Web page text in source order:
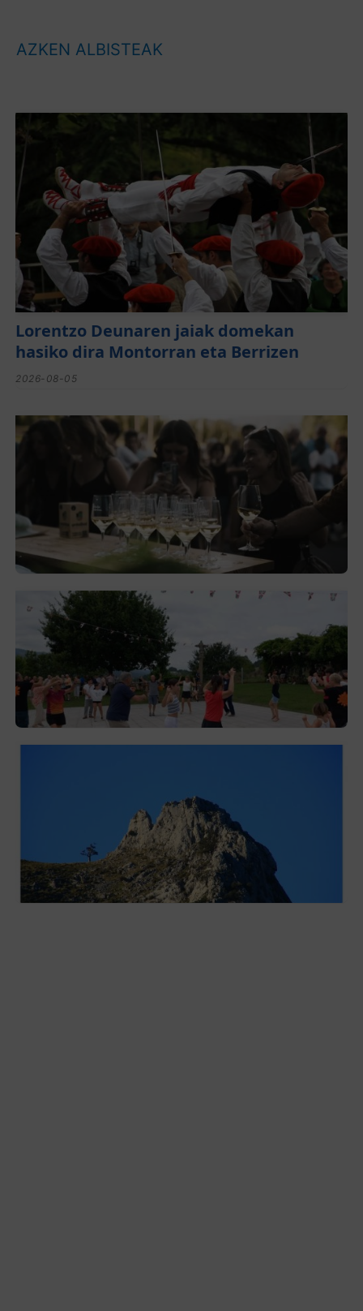
AZKEN ALBISTEAK
Lorentzo Deunaren jaiak domekan
hasiko dira Montorran eta Berrizen
2026-08-05
El festival de Bizkaiko Txakolina ‘Mahasti
Artean’ llega a Durangaldea en
septiembre
2026-08-03
Gerediaga inicia sus fiestas con una cena
y la romería de Ansorregi eta Larrañaga
2026-08-03
Las «Peñas del Duranguesado»,
protagonistas de la nueva exposición en
Ezkurdi
2026-08-02